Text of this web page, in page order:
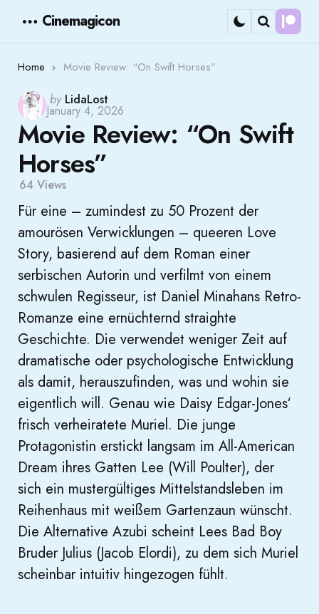
Cinemagicon
Search
Home Movie Review: “On Swift Horses”
Posted
by
by LidaLost
January 4, 2026
Movie Review: “On Swift
Horses”
64 Views
Für eine – zumindest zu 50 Prozent der
amourösen Verwicklungen – queeren Love
Story, basierend auf dem Roman einer
serbischen Autorin und verfilmt von einem
schwulen Regisseur, ist Daniel Minahans Retro-
Romanze eine ernüchternd straighte
Geschichte. Die verwendet weniger Zeit auf
dramatische oder psychologische Entwicklung
als damit, herauszufinden, was und wohin sie
eigentlich will. Genau wie Daisy Edgar-Jones‘
frisch verheiratete Muriel. Die junge
Protagonistin erstickt langsam im All-American
Dream ihres Gatten Lee (Will Poulter), der
sich ein mustergültiges Mittelstandsleben im
Reihenhaus mit weißem Gartenzaun wünscht.
Die Alternative Azubi scheint Lees Bad Boy
Bruder Julius (Jacob Elordi), zu dem sich Muriel
scheinbar intuitiv hingezogen fühlt.